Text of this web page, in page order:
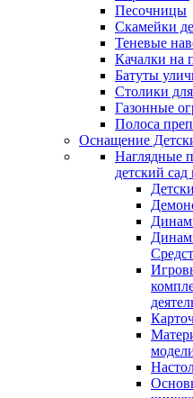
Песочницы
Скамейки
Теневые
Качалки на
Батуты
Столики
Газонные
Полоса
Оснащение
Наглядные
детский сад